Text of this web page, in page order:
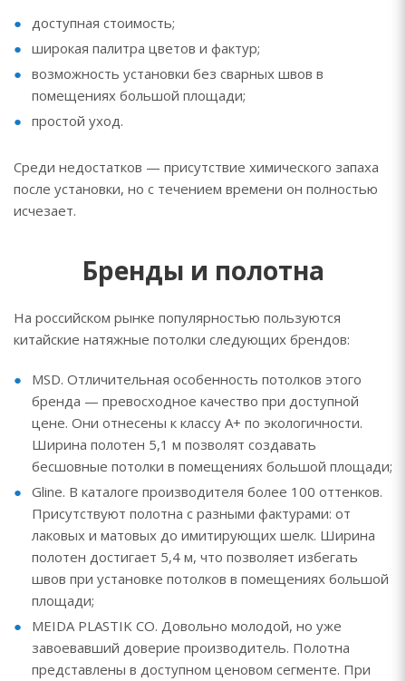
доступная стоимость;
широкая палитра цветов и фактур;
возможность установки без сварных швов в
помещениях большой площади;
простой уход.
Среди недостатков — присутствие химического запаха
после установки, но с течением времени он полностью
исчезает.
Бренды и полотна
На российском рынке популярностью пользуются
китайские натяжные потолки следующих брендов:
MSD. Отличительная особенность потолков этого
бренда — превосходное качество при доступной
цене. Они отнесены к классу A+ по экологичности.
Ширина полотен 5,1 м позволят создавать
бесшовные потолки в помещениях большой площади;
Gline. В каталоге производителя более 100 оттенков.
Присутствуют полотна с разными фактурами: от
лаковых и матовых до имитирующих шелк. Ширина
полотен достигает 5,4 м, что позволяет избегать
швов при установке потолков в помещениях большой
площади;
MEIDA PLASTIK CO. Довольно молодой, но уже
завоевавший доверие производитель. Полотна
представлены в доступном ценовом сегменте. При